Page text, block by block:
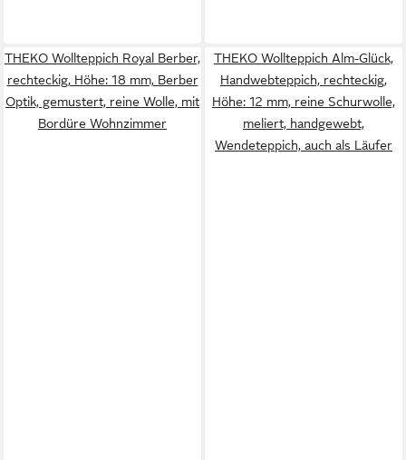
THEKO Wollteppich Royal Berber,
rechteckig, Höhe: 18 mm, Berber
Optik, gemustert, reine Wolle, mit
Bordüre Wohnzimmer
THEKO Wollteppich Alm-Glück,
Handwebteppich, rechteckig,
Höhe: 12 mm, reine Schurwolle,
meliert, handgewebt,
Wendeteppich, auch als Läufer